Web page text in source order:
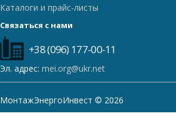
Каталоги и прайс-листы
Связаться с нами
+38 (096) 177-00-11
Эл. адрес: mei.org@ukr.net
МонтажЭнергоИнвест © 2026